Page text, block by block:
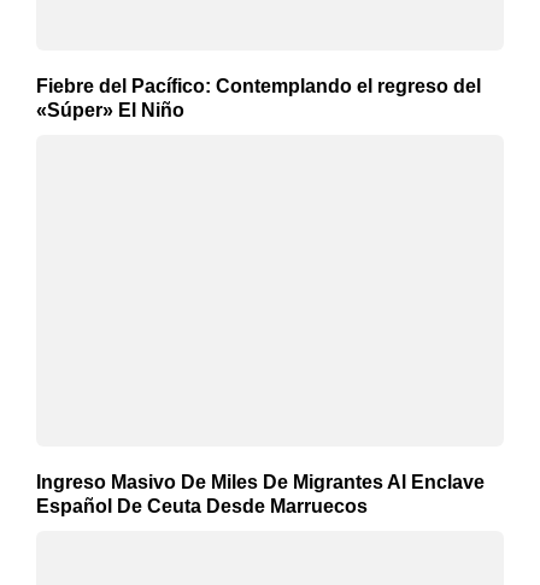
Fiebre del Pacífico: Contemplando el regreso del
«Súper» El Niño
Ingreso Masivo De Miles De Migrantes Al Enclave
Español De Ceuta Desde Marruecos